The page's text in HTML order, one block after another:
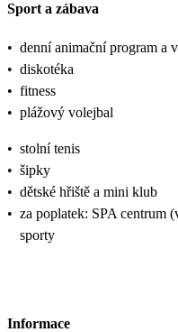
Sport a zábava
• denní animační program a
• diskotéka
• fitness
• plážový volejbal
• stolní tenis
• šipky
• dětské hřiště a mini klub
• za poplatek: SPA centrum
sporty
Informace